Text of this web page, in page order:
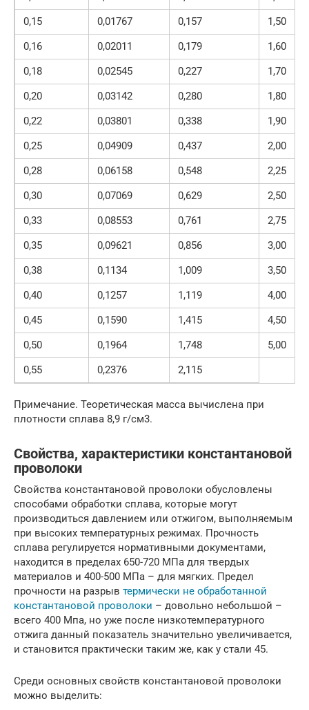
0,15
0,01767 0,157
1,50
0,16
0,02011 0,179
1,60
0,18
0,02545 0,227
1,70
0,20
0,03142 0,280
1,80
0,22
0,03801 0,338
1,90
0,25
0,04909 0,437
2,00
0,28
0,06158 0,548
2,25
0,30
0,07069 0,629
2,50
0,33
0,08553 0,761
2,75
0,35
0,09621 0,856
3,00
0,38
0,1134 1,009
3,50
0,40
0,1257 1,119
4,00
0,45
0,1590 1,415
4,50
0,50
0,1964 1,748
5,00
0,55
0,2376 2,115
Примечание. Теоретическая масса вычислена при
плотности сплава 8,9 г/см3.
Свойства, характеристики константановой
проволоки
Свойства константановой проволоки обусловлены
способами обработки сплава, которые могут
производиться давлением или отжигом, выполняемым
при высоких температурных режимах. Прочность
сплава регулируется нормативными документами,
находится в пределах 650-720 МПа для твердых
материалов и 400-500 МПа – для мягких. Предел
прочности на разрыв термически не обработанной
константановой проволоки – довольно небольшой –
всего 400 Мпа, но уже после низкотемпературного
отжига данный показатель значительно увеличивается,
и становится практически таким же, как у стали 45.
Среди основных свойств константановой проволоки
можно выделить: